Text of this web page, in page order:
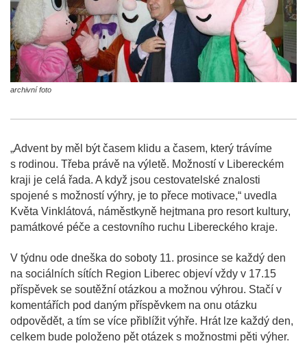
archivní foto
„Advent by měl být časem klidu a časem, který trávíme
s rodinou. Třeba právě na výletě. Možností v Libereckém
kraji je celá řada. A když jsou cestovatelské znalosti
spojené s možností výhry, je to přece motivace,“ uvedla
Květa Vinklátová, náměstkyně hejtmana pro resort kultury,
památkové péče a cestovního ruchu Libereckého kraje.
V týdnu ode dneška do soboty 11. prosince se každý den
na sociálních sítích Region Liberec objeví vždy v 17.15
příspěvek se soutěžní otázkou a možnou výhrou. Stačí v
komentářích pod daným příspěvkem na onu otázku
odpovědět, a tím se více přiblížit výhře. Hrát lze každý den,
celkem bude položeno pět otázek s možnostmi pěti výher.